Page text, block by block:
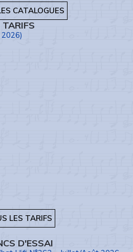
CATALOGUES
TARIFS
LES TARIFS
D'ESSAI